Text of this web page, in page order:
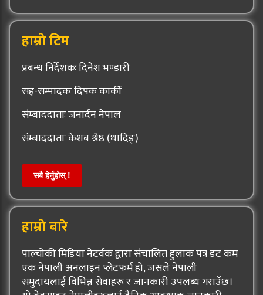
हाम्रो टिम
प्रबन्ध निर्देशकः दिनेश भण्डारी
सह-सम्पादकः दिपक कार्की
संम्बाददाताः जनार्दन नेपाल
संम्बाददाताः केशब श्रेष्ठ (धादिङ्)
सबै हेर्नुहोस् !
हाम्रो बारे
पाल्चोकी मिडिया नेटर्वक द्वारा संचालित हुलाक पत्र डट कम
एक नेपाली अनलाइन प्लेटफर्म हो, जसले नेपाली
समुदायलाई विभिन्न सेवाहरू र जानकारी उपलब्ध गराउँछ।